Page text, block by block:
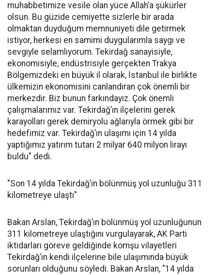
muhabbetimize vesile olan yüce Allah’a şükürler
olsun. Bu güzide cemiyette sizlerle bir arada
olmaktan duyduğum memnuniyeti dile getirmek
istiyor, herkesi en samimi duygularımla saygı ve
sevgiyle selamlıyorum. Tekirdağ sanayisiyle,
ekonomisiyle, endüstrisiyle gerçekten Trakya
Bölgemizdeki en büyük il olarak, İstanbul ile birlikte
ülkemizin ekonomisini canlandıran çok önemli bir
merkezdir. Biz bunun farkındayız. Çok önemli
çalışmalarımız var. Tekirdağ’ın ilçelerini gerek
karayolları gerek demiryolu ağlarıyla örmek gibi bir
hedefimiz var. Tekirdağ’ın ulaşımı için 14 yılda
yaptığımız yatırım tutarı 2 milyar 640 milyon lirayı
buldu" dedi.
"Son 14 yılda Tekirdağ’ın bölünmüş yol uzunluğu 311
kilometreye ulaştı"
Bakan Arslan, Tekirdağ’ın bölünmüş yol uzunluğunun
311 kilometreye ulaştığını vurgulayarak, AK Parti
iktidarları göreve geldiğinde komşu vilayetleri
Tekirdağ’ın kendi ilçelerine bile ulaşımında büyük
sorunları olduğunu söyledi. Bakan Arslan, "14 yılda